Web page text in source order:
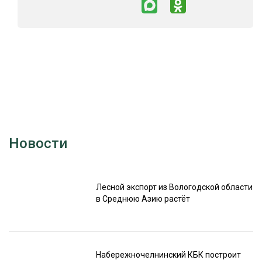
Новости
Лесной экспорт из Вологодской области
в Среднюю Азию растёт
Набережночелнинский КБК построит